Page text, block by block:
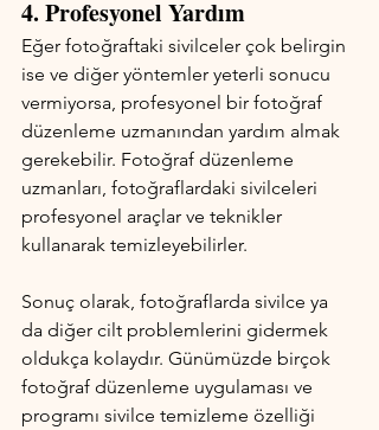
4. Profesyonel Yardım
Eğer fotoğraftaki sivilceler çok belirgin
ise ve diğer yöntemler yeterli sonucu
vermiyorsa, profesyonel bir fotoğraf
düzenleme uzmanından yardım almak
gerekebilir. Fotoğraf düzenleme
uzmanları, fotoğraflardaki sivilceleri
profesyonel araçlar ve teknikler
kullanarak temizleyebilirler.
Sonuç olarak, fotoğraflarda sivilce ya
da diğer cilt problemlerini gidermek
oldukça kolaydır. Günümüzde birçok
fotoğraf düzenleme uygulaması ve
programı sivilce temizleme özelliği